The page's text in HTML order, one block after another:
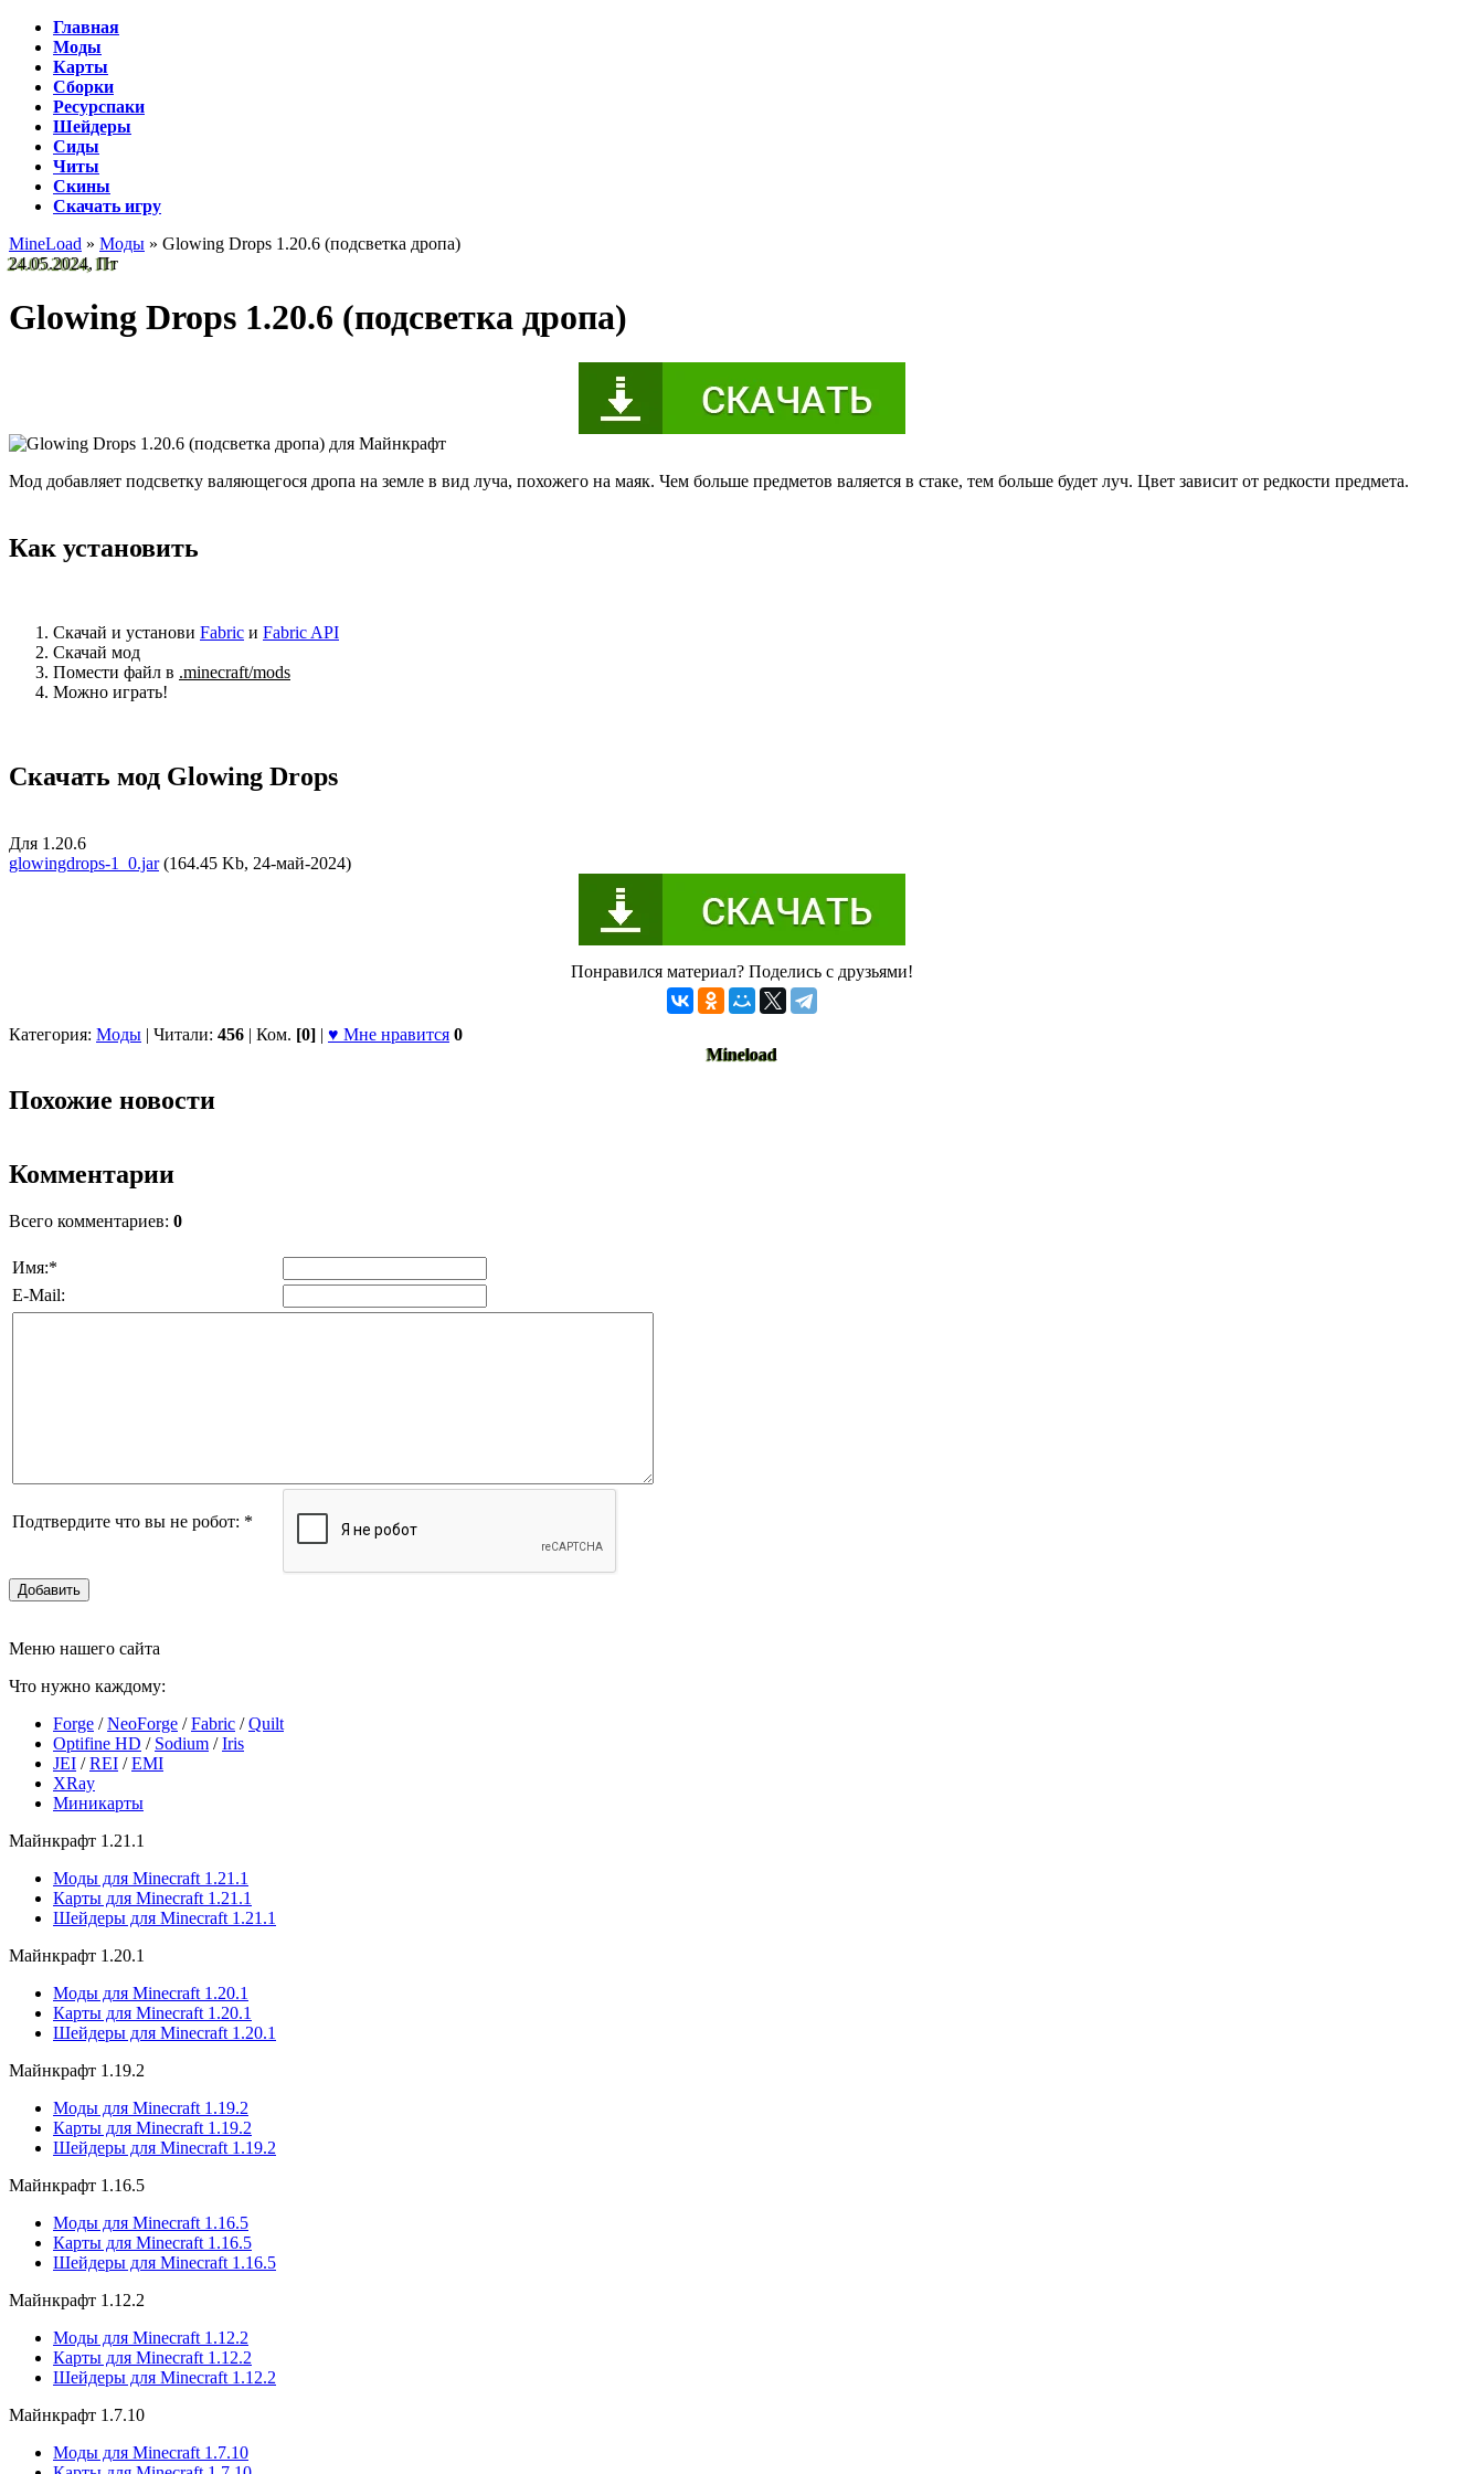
Главная
Моды
Карты
Сборки
Ресурспаки
Шейдеры
Сиды
Читы
Скины
Скачать игру
MineLoad » Моды » Glowing Drops 1.20.6 (подсветка дропа)
24.05.2024, Пт
Glowing Drops 1.20.6 (подсветка дропа)
Мод добавляет подсветку валяющегося дропа на земле в вид луча, похожего на маяк. Чем больше предметов валяется в стаке, тем больше будет луч. Цвет зависит от редкости предмета.
Как установить
Скачай и установи Fabric и Fabric API
Скачай мод
Помести файл в .minecraft/mods
Можно играть!
Скачать мод Glowing Drops
Для 1.20.6
glowingdrops-1_0.jar(164.45 Kb, 24-май-2024)
Понравился материал? Поделись с друзьями!
Категория: Моды | Читали: 456 | Ком. [0] | ♥ Мне нравится 0
Mineload
Похожие новости
Комментарии
Всего комментариев: 0
Имя:*
E-Mail:
Подтвердите что вы не робот: *
Добавить
Меню нашего сайта
Что нужно каждому:
Forge /NeoForge /Fabric /Quilt
Optifine HD / Sodium /Iris
JEI /REI /EMI
XRay
Миникарты
Майнкрафт 1.21.1
Моды для Minecraft 1.21.1
Карты для Minecraft 1.21.1
Шейдеры для Minecraft 1.21.1
Майнкрафт 1.20.1
Моды для Minecraft 1.20.1
Карты для Minecraft 1.20.1
Шейдеры для Minecraft 1.20.1
Майнкрафт 1.19.2
Моды для Minecraft 1.19.2
Карты для Minecraft 1.19.2
Шейдеры для Minecraft 1.19.2
Майнкрафт 1.16.5
Моды для Minecraft 1.16.5
Карты для Minecraft 1.16.5
Шейдеры для Minecraft 1.16.5
Майнкрафт 1.12.2
Моды для Minecraft 1.12.2
Карты для Minecraft 1.12.2
Шейдеры для Minecraft 1.12.2
Майнкрафт 1.7.10
Моды для Minecraft 1.7.10